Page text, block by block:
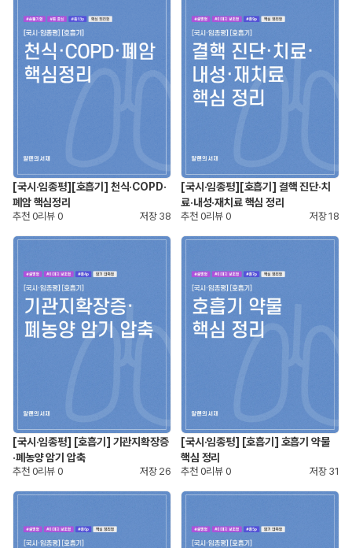
[국시·임종평][호흡기] 천식·COPD·
폐암 핵심정리
추천 0리뷰 0 저장 38
[국시·임종평][호흡기] 결핵 진단·치
료·내성·재치료 핵심 정리
추천 0리뷰 0 저장18
[국시·임종평] [호흡기] 기관지확장증
·폐농양 암기 압축
추천 0리뷰 0 저장 26
[국시·임종평] [호흡기] 호흡기 약물
핵심 정리
추천 0리뷰 0 저장 31